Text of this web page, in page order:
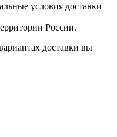
условия доставки
России.
доставки вы